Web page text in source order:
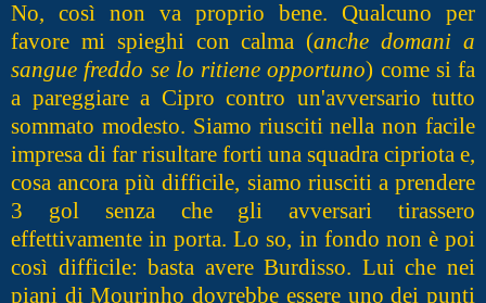
No, così non va proprio bene. Qualcuno per
favore mi spieghi con calma (anche domani a
sangue freddo se lo ritiene opportuno) come si fa
a pareggiare a Cipro contro un'avversario tutto
sommato modesto. Siamo riusciti nella non facile
impresa di far risultare forti una squadra cipriota e,
cosa ancora più difficile, siamo riusciti a prendere
3 gol senza che gli avversari tirassero
effettivamente in porta. Lo so, in fondo non è poi
così difficile: basta avere Burdisso. Lui che nei
piani di Mourinho dovrebbe essere uno dei punti